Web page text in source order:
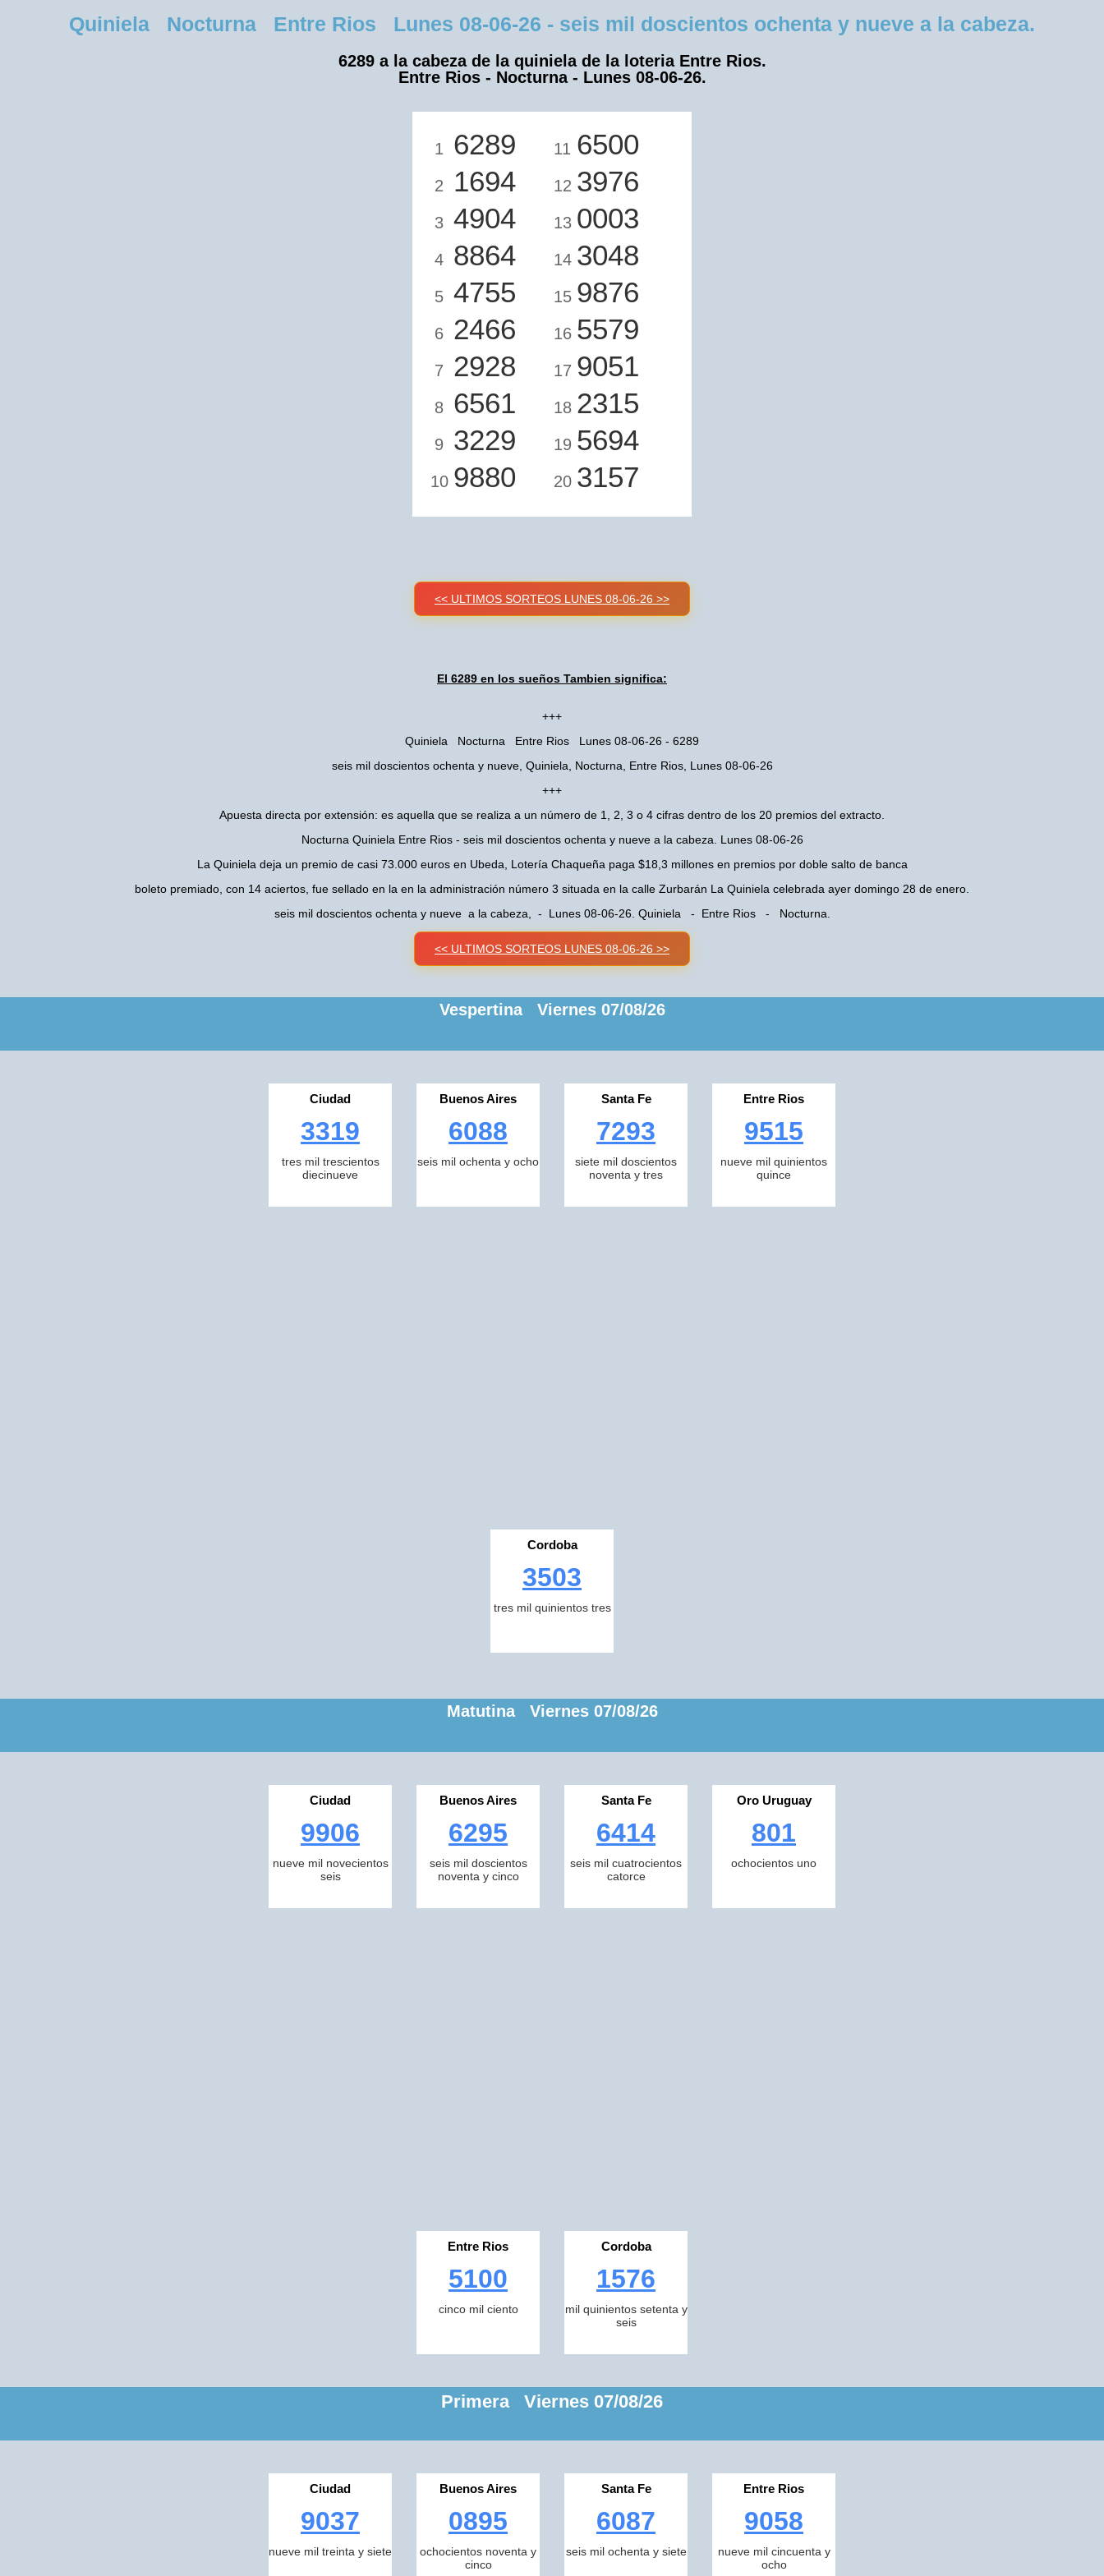
Quiniela Nocturna Entre Rios Lunes 08-06-26 - seis mil doscientos ochenta y nueve a la cabeza.
6289 a la cabeza de la quiniela de la loteria Entre Rios.
Entre Rios - Nocturna - Lunes 08-06-26.
1 6289
2 1694
3 4904
4 8864
5 4755
6 2466
7 2928
8 6561
9 3229
10 9880
11 6500
12 3976
13 0003
14 3048
15 9876
16 5579
17 9051
18 2315
19 5694
20 3157
<< ULTIMOS SORTEOS LUNES 08-06-26 >>
El 6289 en los sueños Tambien significa:
+++
Quiniela Nocturna Entre Rios Lunes 08-06-26 - 6289
seis mil doscientos ochenta y nueve, Quiniela, Nocturna, Entre Rios, Lunes 08-06-26
+++
Apuesta directa por extensión: es aquella que se realiza a un número de 1, 2, 3 o 4 cifras dentro de los 20 premios del extracto.
Nocturna Quiniela Entre Rios - seis mil doscientos ochenta y nueve a la cabeza. Lunes 08-06-26
La Quiniela deja un premio de casi 73.000 euros en Ubeda, Lotería Chaqueña paga $18,3 millones en premios por doble salto de banca
boleto premiado, con 14 aciertos, fue sellado en la en la administración número 3 situada en la calle Zurbarán La Quiniela celebrada ayer domingo 28 de enero.
seis mil doscientos ochenta y nueve a la cabeza, - Lunes 08-06-26. Quiniela - Entre Rios - Nocturna.
<< ULTIMOS SORTEOS LUNES 08-06-26 >>
Vespertina Viernes 07/08/26
Ciudad
3319
tres mil trescientos
diecinueve
Buenos Aires
6088
seis mil ochenta y ocho
Santa Fe
7293
siete mil doscientos
noventa y tres
Entre Rios
9515
nueve mil quinientos
quince
Cordoba
3503
tres mil quinientos tres
Matutina Viernes 07/08/26
Ciudad
9906
nueve mil novecientos
seis
Buenos Aires
6295
seis mil doscientos
noventa y cinco
Santa Fe
6414
seis mil cuatrocientos
catorce
Oro Uruguay
801
ochocientos uno
Entre Rios
5100
cinco mil ciento
Cordoba
1576
mil quinientos setenta y
seis
Primera Viernes 07/08/26
Ciudad
9037
nueve mil treinta y siete
Buenos Aires
0895
ochocientos noventa y
cinco
Santa Fe
6087
seis mil ochenta y siete
Entre Rios
9058
nueve mil cincuenta y
ocho